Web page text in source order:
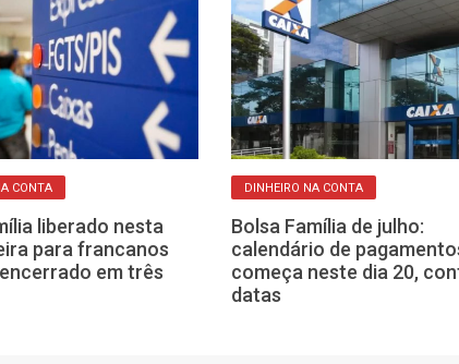
CONTA
liberado nesta
para francanos
em três
DINHEIRO NA CONTA
Bolsa Família de julho:
calendário de
começa neste dia 20,
datas